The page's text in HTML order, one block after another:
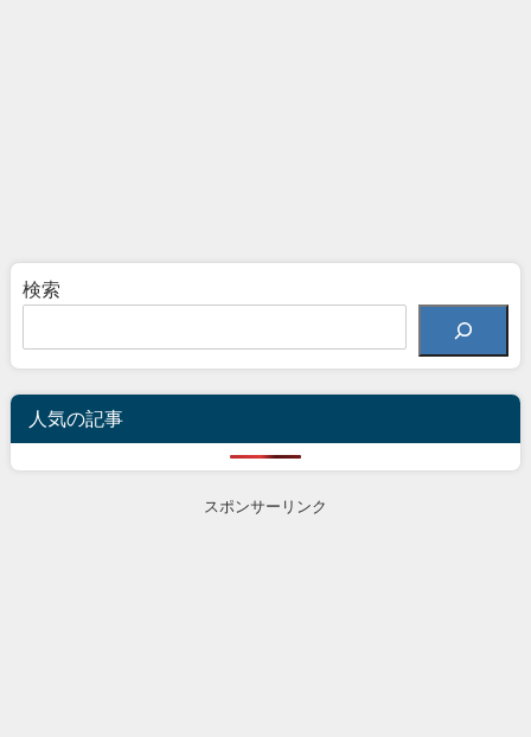
検索
人気の記事
スポンサーリンク